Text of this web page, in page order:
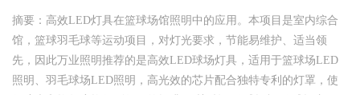
摘要：高效LED灯具在篮球场馆照明中的应用。本项目是室内综合
馆，篮球羽毛球等运动项目，对灯光要求，节能易维护、适当领
先，因此万业照明推荐的是高效LED球场灯具，适用于篮球场LED
照明、羽毛球场LED照明，高光效的芯片配合独特专利的灯罩，使